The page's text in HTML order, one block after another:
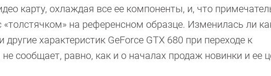
карту, охлаждая все ее компоненты, и, что
на референсном образце. Изменилась ли
характеристик GeForce GTX 680 при переходе к
сообщает, равно, как и о началах продаж новинки и ее